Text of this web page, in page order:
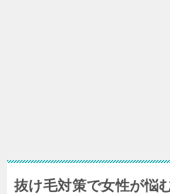
抜け毛対策で女性が悩